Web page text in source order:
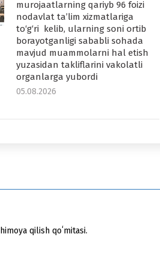
murojaatlarning qariyb 96 foizi
nodavlat ta’lim xizmatlariga
to‘g‘ri kelib, ularning soni ortib
borayotganligi sababli sohada
mavjud muammolarni hal etish
yuzasidan takliflarini vakolatli
organlarga yubordi
05.08.2026
qilish qoʻmitasi.